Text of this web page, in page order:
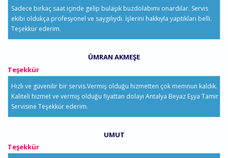
Sadece birkaç saat içinde gelip bulaşık buzdolabımı onardılar. Servis
ekibi oldukça profesyonel ve saygılıydı. İşlerini hakkıyla yaptıkları belli.
Teşekkür ederim.
ÜMRAN AKMEŞE
Teşekkür
Hızlı ve güvenilir bir servis.Vermiş olduğu hizmetten çok memnun kaldık.
Kaliteli hizmet ve vermiş olduğu fiyattan dolayı Antalya Beyaz Eşya Tamir
Servisine Teşekkür ederim.
UMUT
Teşekkür